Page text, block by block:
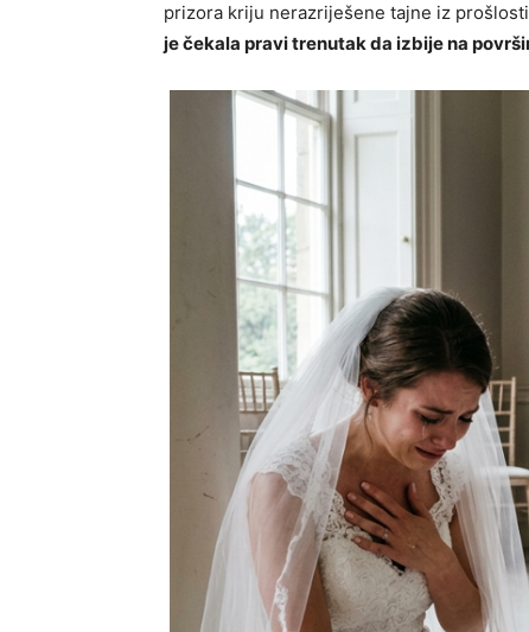
prizora kriju nerazriješene tajne iz
je čekala pravi trenutak da izbije na